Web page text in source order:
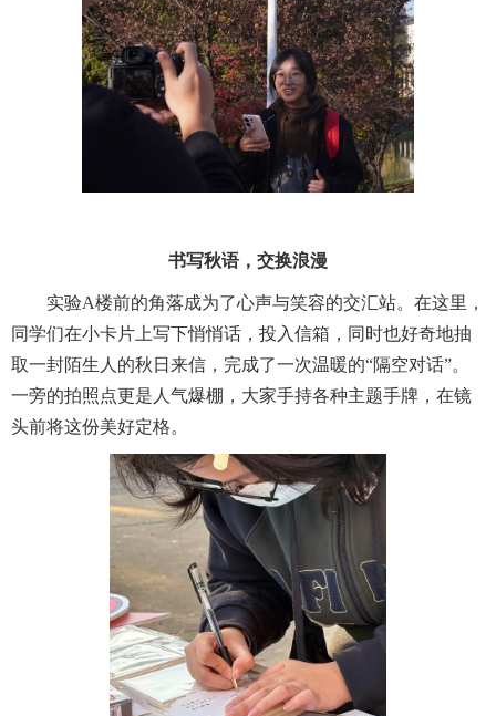
书写秋语，交换浪漫
实验A楼前的角落成为了心声与笑容的交汇站。在这里，
同学们在小卡片上写下悄悄话，投入信箱，同时也好奇地抽
取一封陌生人的秋日来信，完成了一次温暖的“隔空对话”。
一旁的拍照点更是人气爆棚，大家手持各种主题手牌，在镜
头前将这份美好定格。